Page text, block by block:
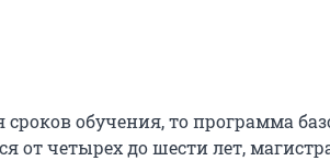
сроков обучения, то программа
от четырех до шести лет,